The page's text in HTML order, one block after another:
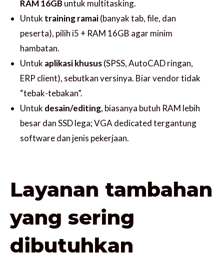
RAM 16GB untuk multitasking.
Untuk training ramai(banyak tab, file, dan
peserta), pilih i5 + RAM 16GB agar minim
hambatan.
Untuk aplikasi khusus(SPSS, AutoCAD ringan,
ERP client), sebutkan versinya. Biar vendor tidak
“tebak-tebakan”.
Untuk desain/editing, biasanya butuh RAM lebih
besar dan SSD lega; VGA dedicated tergantung
software dan jenis pekerjaan.
Layanan tambahan
yang sering
dibutuhkan